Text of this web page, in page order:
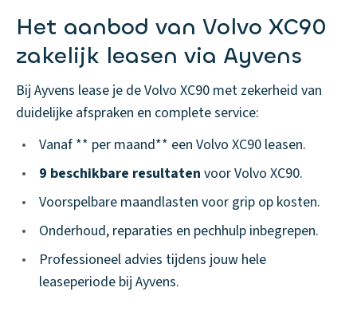
Het aanbod van Volvo XC90
zakelijk leasen via Ayvens
Bij Ayvens lease je de Volvo XC90 met zekerheid van
duidelijke afspraken en complete service:
•
Vanaf ** per maand** een Volvo XC90 leasen.
•
9 beschikbare resultaten voor Volvo XC90.
•
Voorspelbare maandlasten voor grip op kosten.
•
Onderhoud, reparaties en pechhulp inbegrepen.
•
Professioneel advies tijdens jouw hele
leaseperiode bij Ayvens.